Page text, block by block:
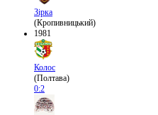
Зірка
(Кропивницький)
1981
Колос
(Полтава)
0:2